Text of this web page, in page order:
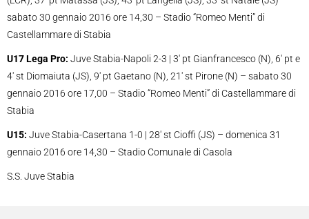
sabato 30 gennaio 2016 ore 14,30 – Stadio “Romeo Menti” di
Castellammare di Stabia
U17 Lega Pro: Juve Stabia-Napoli 2-3 | 3′ pt Gianfrancesco (N), 6′ pt e
4′ st Diomaiuta (JS), 9′ pt Gaetano (N), 21′ st Pirone (N) – sabato 30
gennaio 2016 ore 17,00 – Stadio “Romeo Menti” di Castellammare di
Stabia
U15: Juve Stabia-Casertana 1-0 | 28′ st Cioffi (JS) – domenica 31
gennaio 2016 ore 14,30 – Stadio Comunale di Casola
S.S. Juve Stabia